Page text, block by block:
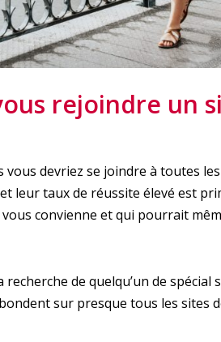
rejoindre un
devriez se joindre à toutes
leur taux de réussite élevé est
convienne et qui pourrait
de quelqu’un de
sur presque tous les sites